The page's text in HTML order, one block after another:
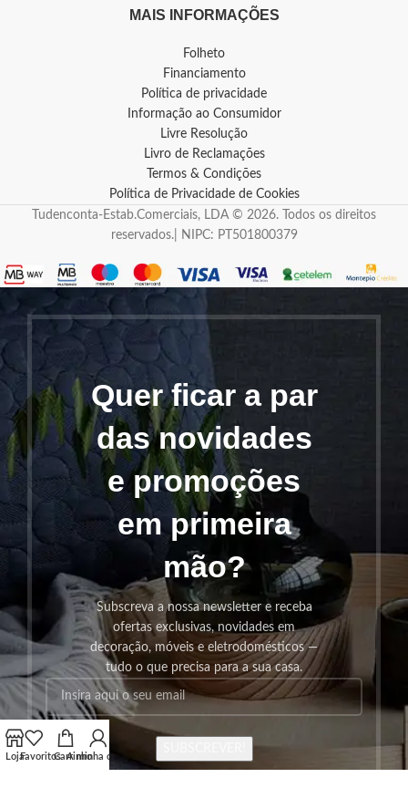
MAIS INFORMAÇÕES
Folheto
Financiamento
Política de privacidade
Informação ao Consumidor
Livre Resolução
Livro de Reclamações
Termos & Condições
Política de Privacidade de Cookies
Tudenconta-Estab.Comerciais, LDA © 2026. Todos os direitos
reservados.| NIPC: PT501800379
Quer ficar a par
das novidades
e promoções
em primeira
mão?
Subscreva a nossa newsletter e receba
ofertas exclusivas, novidades em
decoração, móveis e eletrodomésticos —
tudo o que precisa para a sua casa.
LojaFavoritosCarrinho
A minha conta